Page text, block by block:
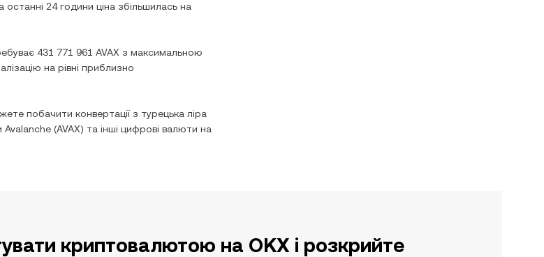
останні 24 години ціна збільшилась на
431 771 961 AVAX з максимальною
на рівні приблизно
побачити конвертації з турецька ліра
Avalanche (AVAX) та інші цифрові валюти на
криптовалютою на OKX і розкрийте